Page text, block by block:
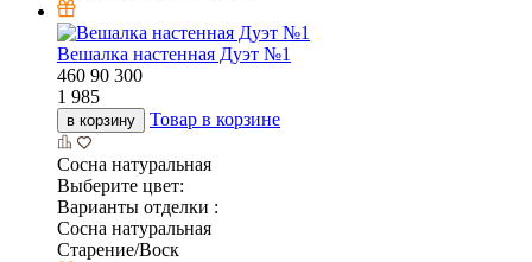
Вешалка настенная Дуэт №1
460 90 300
1 985
в корзину Товар в корзине
Сосна натуральная
Выберите цвет:
Варианты отделки :
Сосна натуральная
Старение/Воск